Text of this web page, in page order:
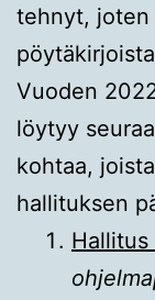
tehnyt, joten
Vuoden
löytyy
kohtaa,
hallituksen